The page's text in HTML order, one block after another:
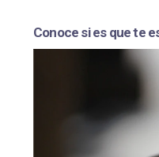
Conoce si es que te